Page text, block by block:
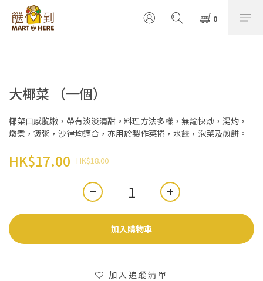
大椰菜 （一個）
椰菜口感脆嫩，帶有淡淡清甜。料理方法多樣，無論快炒，湯灼，
燉煮，煲粥，沙律均適合，亦用於製作菜捲，水餃，泡菜及煎餅。
HK$18.00
HK$17.00
加入購物車
加入追蹤清單